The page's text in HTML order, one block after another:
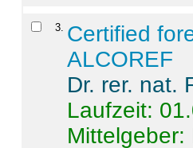
3 Certified
ALCOREF
Dr. rer. nat.
Laufzeit: